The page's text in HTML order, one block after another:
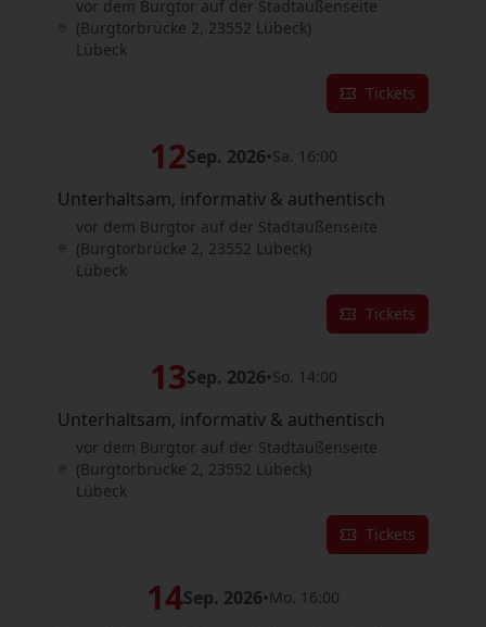
vor dem Burgtor auf der Stadtaußenseite
(Burgtorbrücke 2, 23552 Lübeck)
Lübeck
Tickets
12Sep. 2026•Sa. 16:00
Unterhaltsam, informativ & authentisch
vor dem Burgtor auf der Stadtaußenseite
(Burgtorbrücke 2, 23552 Lübeck)
Lübeck
Tickets
13Sep. 2026•So. 14:00
Unterhaltsam, informativ & authentisch
vor dem Burgtor auf der Stadtaußenseite
(Burgtorbrücke 2, 23552 Lübeck)
Lübeck
Tickets
14Sep. 2026•Mo. 16:00